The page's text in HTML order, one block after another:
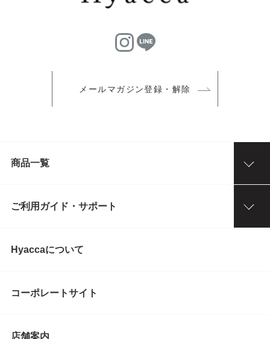
メールマガジン登録・解除
商品一覧
ご利用ガイド・サポート
Hyaccaについて
コーポレートサイト
店舗案内